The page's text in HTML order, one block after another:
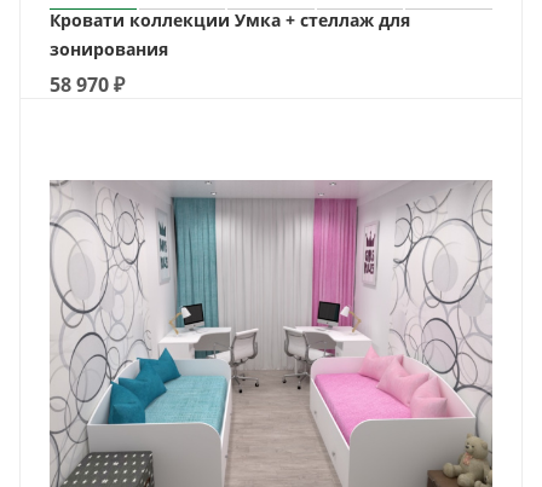
Кровати коллекции Умка + стеллаж для
зонирования
58 970₽